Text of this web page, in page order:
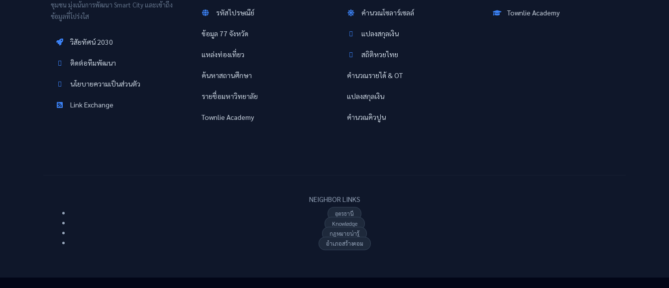
ชุมชน มุ่งเน้นการพัฒนา Smart City และเข้าถึง
ข้อมูลที่โปร่งใส
วิสัยทัศน์ 2030
ติดต่อทีมพัฒนา
นโยบายความเป็นส่วนตัว
Link Exchange
รหัสไปรษณีย์
ข้อมูล 77 จังหวัด
แหล่งท่องเที่ยว
ค้นหาสถานศึกษา
รายชื่อมหาวิทยาลัย
Townlie Academy
คำนวณโซลาร์เซลล์
แปลงสกุลเงิน
สถิติหวยไทย
คำนวณรายได้ & OT
แปลงสกุลเงิน
คำนวณคิวปูน
Townlie Academy
NEIGHBOR LINKS
อุดรธานี
Knowledge
กฏหมายน่ารู้
อำเภอสร้างคอม